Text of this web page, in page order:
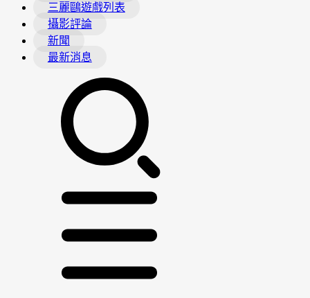
三麗鷗遊戲列表
攝影評論
新聞
最新消息